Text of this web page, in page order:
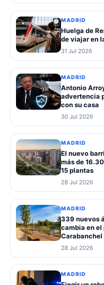
MADRID
Huelga de
de viajar en
31 Jul 2026
MADRID
Antonio
advertencia
con su casa
30 Jul 2026
MADRID
El nuevo
más de
15 plantas
28 Jul 2026
MADRID
339 nuevos
cambia en el
Carabanchel
28 Jul 2026
MADRID